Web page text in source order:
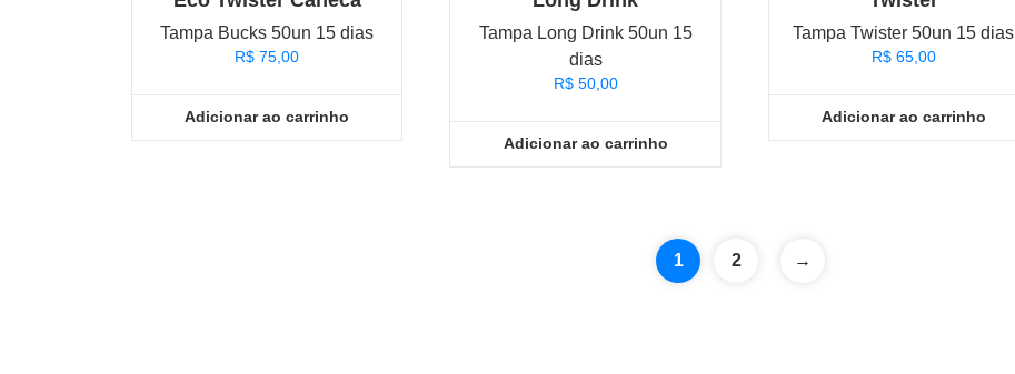
Tampa Bucks 50un 15 dias
R$ 75,00
Adicionar ao carrinho
Tampa Long Drink 50un 15
dias
R$50,00
Adicionar ao carrinho
Tampa Twister 50un 15 dias
R$65,00
Adicionar ao carrinho
1 2 →